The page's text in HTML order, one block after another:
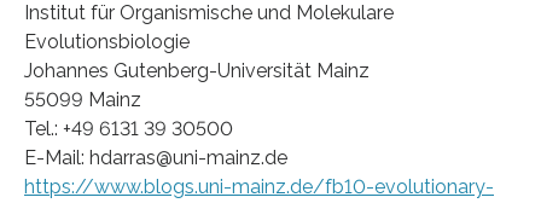
Institut für Organismische und Molekulare
Evolutionsbiologie
Johannes Gutenberg-Universität Mainz
55099 Mainz
Tel.: +49 6131 39 30500
E-Mail: hdarras@uni-mainz.de
https://www.blogs.uni-mainz.de/fb10-evolutionary-